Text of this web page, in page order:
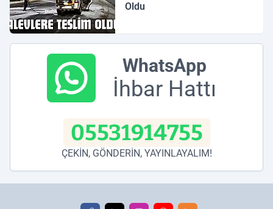
Oldu
WhatsApp
İhbar Hattı
05531914755
ÇEKİN, GÖNDERİN, YAYINLAYALIM!